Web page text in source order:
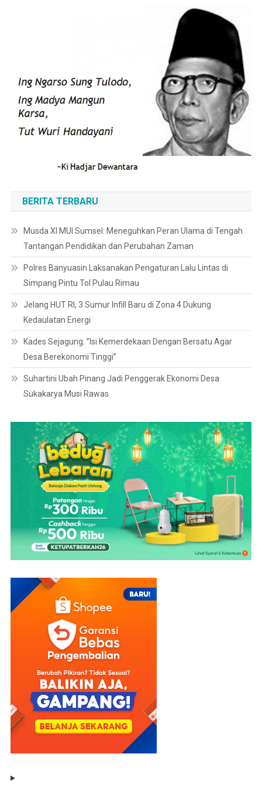
BERITA TERBARU
Musda XI MUI Sumsel: Meneguhkan Peran Ulama di Tengah
Tantangan Pendidikan dan Perubahan Zaman
Polres Banyuasin Laksanakan Pengaturan Lalu Lintas di
Simpang Pintu Tol Pulau Rimau
Jelang HUT RI, 3 Sumur Infill Baru di Zona 4 Dukung
Kedaulatan Energi
Kades Sejagung. ”Isi Kemerdekaan Dengan Bersatu Agar
Desa Berekonomi Tinggi”
Suhartini Ubah Pinang Jadi Penggerak Ekonomi Desa
Sukakarya Musi Rawas